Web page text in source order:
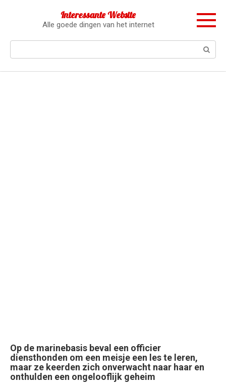
Interessante Website
Alle goede dingen van het internet
Op de marinebasis beval een officier
diensthonden om een meisje een les te leren,
maar ze keerden zich onverwacht naar haar en
onthulden een ongelooflijk geheim